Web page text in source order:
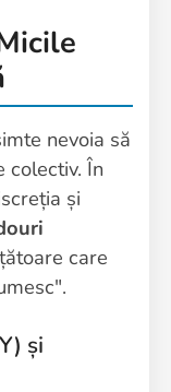
nevoia să
colectiv. În
și
care
și